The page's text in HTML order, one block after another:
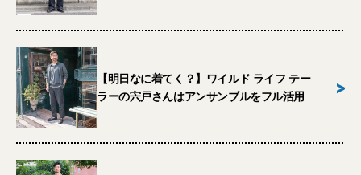
【明日なに着てく？】ワイルド ライフ テー
ラーの宍戸さんはアンサンブルをフル活用
>